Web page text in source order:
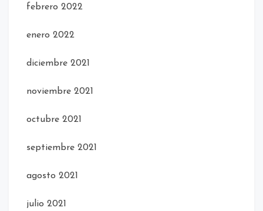
febrero 2022
enero 2022
diciembre 2021
noviembre 2021
octubre 2021
septiembre 2021
agosto 2021
julio 2021